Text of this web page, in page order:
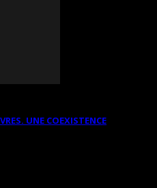
UNE COEXISTENCE